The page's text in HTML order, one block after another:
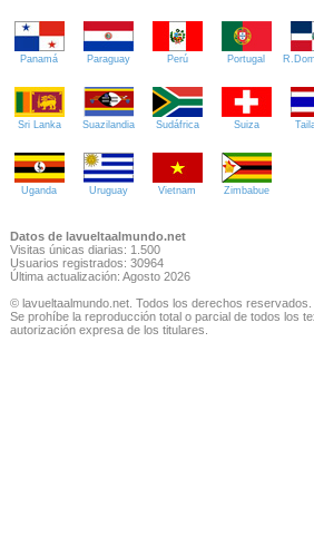
Panamá Paraguay Perú Portugal
Sri Lanka Suazilandia Sudáfrica Suiza
Uganda Uruguay Vietnam Zimbabue
Datos de lavueltaalmundo.net
Visitas únicas diarias: 1.500
Usuarios registrados: 30964
Última actualización: Agosto 2026
© lavueltaalmundo.net. Todos los derechos reservados.
Se prohíbe la reproducción total o parcial de todos los
autorización expresa de los titulares.